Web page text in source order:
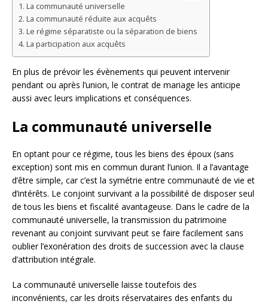
La communauté universelle
La communauté réduite aux acquêts
Le régime séparatiste ou la séparation de biens
La participation aux acquêts
En plus de prévoir les évènements qui peuvent intervenir
pendant ou après l’union, le contrat de mariage les anticipe
aussi avec leurs implications et conséquences.
La communauté universelle
En optant pour ce régime, tous les biens des époux (sans
exception) sont mis en commun durant l’union. Il a l’avantage
d’être simple, car c’est la symétrie entre communauté de vie et
d’intérêts. Le conjoint survivant a la possibilité de disposer seul
de tous les biens et fiscalité avantageuse. Dans le cadre de la
communauté universelle, la transmission du patrimoine
revenant au conjoint survivant peut se faire facilement sans
oublier l’exonération des droits de succession avec la clause
d’attribution intégrale.
La communauté universelle laisse toutefois des
inconvénients, car les droits réservataires des enfants du